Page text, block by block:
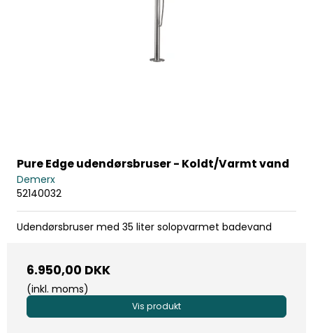
Pure Edge udendørsbruser - Koldt/Varmt vand
Demerx
52140032
Udendørsbruser med 35 liter solopvarmet badevand
6.950,00 DKK
(inkl. moms)
Vis produkt